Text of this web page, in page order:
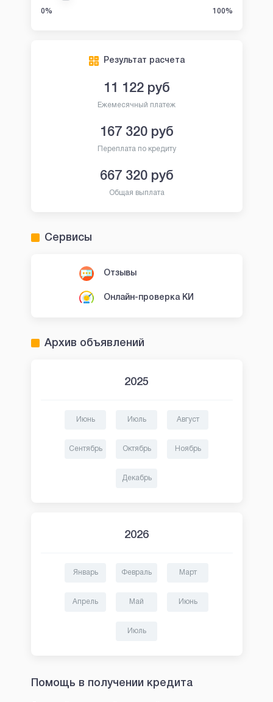
0% 100%
Результат расчета
11 122руб
Ежемесячный платеж
167 320руб
Переплата по кредиту
667 320руб
Общая выплата
Сервисы
Отзывы
Онлайн-проверка КИ
Архив объявлений
2025
Июнь Июль Август
Сентябрь Октябрь Ноябрь
Декабрь
2026
Январь Февраль Март
Апрель Май Июнь
Июль
Помощь в получении кредита